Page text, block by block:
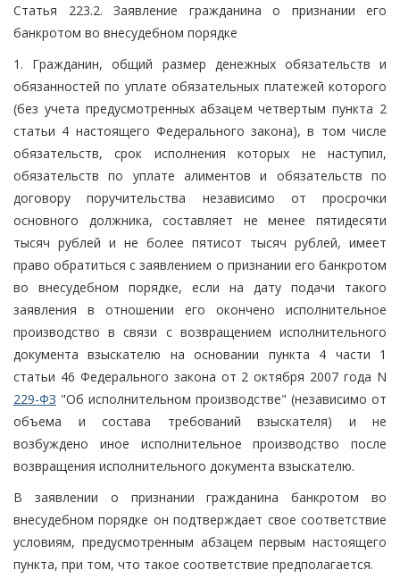
Статья 223.2. Заявление гражданина о признании его
банкротом во внесудебном порядке
1. Гражданин, общий размер денежных обязательств и
обязанностей по уплате обязательных платежей которого
(без учета предусмотренных абзацем четвертым пункта 2
статьи 4 настоящего Федерального закона), в том числе
обязательств, срок исполнения которых не наступил,
обязательств по уплате алиментов и обязательств по
договору поручительства независимо от просрочки
основного должника, составляет не менее пятидесяти
тысяч рублей и не более пятисот тысяч рублей, имеет
право обратиться с заявлением о признании его банкротом
во внесудебном порядке, если на дату подачи такого
заявления в отношении его окончено исполнительное
производство в связи с возвращением исполнительного
документа взыскателю на основании пункта 4 части 1
статьи 46 Федерального закона от 2 октября 2007 года N
229-ФЗ "Об исполнительном производстве" (независимо от
объема и состава требований взыскателя) и не
возбуждено иное исполнительное производство после
возвращения исполнительного документа взыскателю.
В заявлении о признании гражданина банкротом во
внесудебном порядке он подтверждает свое соответствие
условиям, предусмотренным абзацем первым настоящего
пункта, при том, что такое соответствие предполагается.